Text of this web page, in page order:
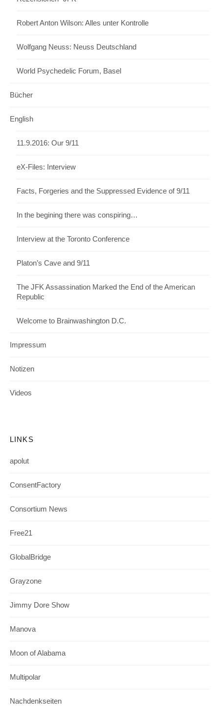
Robert Anton Wilson: Alles unter Kontrolle
Wolfgang Neuss: Neuss Deutschland
World Psychedelic Forum, Basel
Bücher
English
11.9.2016: Our 9/11
eX-Files: Interview
Facts, Forgeries and the Suppressed Evidence of 9/11
In the begining there was conspiring…
Interview at the Toronto Conference
Platon’s Cave and 9/11
The JFK Assassination Marked the End of the American
Republic
Welcome to Brainwashington D.C.
Impressum
Notizen
Videos
LINKS
apolut
ConsentFactory
Consortium News
Free21
GlobalBridge
Grayzone
Jimmy Dore Show
Manova
Moon of Alabama
Multipolar
Nachdenkseiten